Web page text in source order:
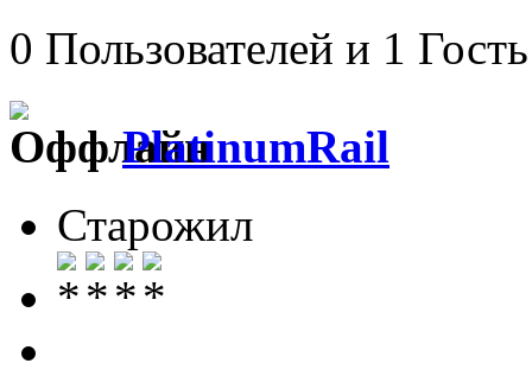
0 Пользователей и 1
PlatinumRail
Старожил